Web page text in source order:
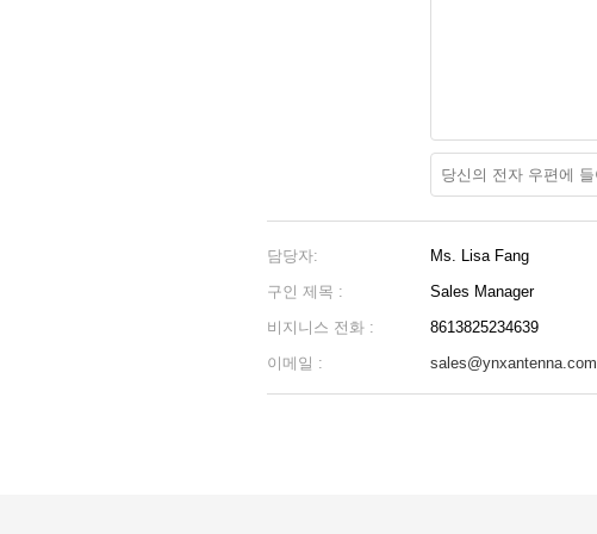
담당자:
Ms. Lisa Fang
구인 제목 :
Sales Manager
비지니스 전화 :
8613825234639
이메일 :
sales@ynxantenna.com